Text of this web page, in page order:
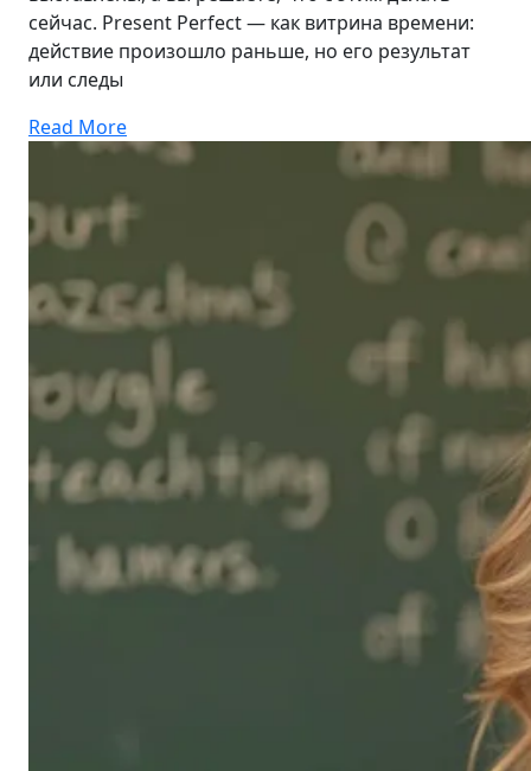
сейчас. Present Perfect — как витрина времени:
действие произошло раньше, но его результат
или следы
Read More